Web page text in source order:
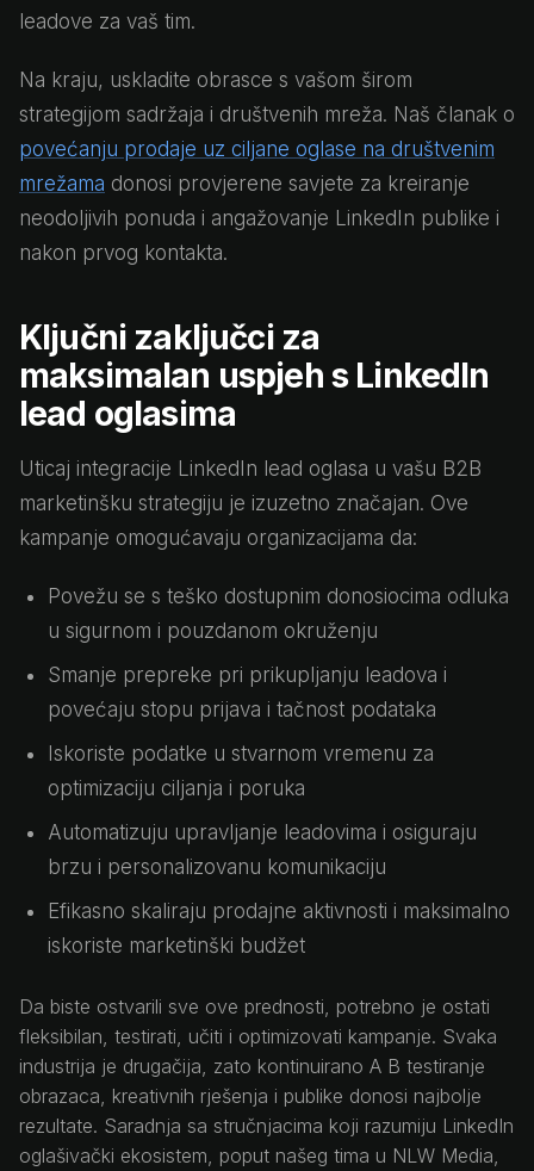
leadove za vaš tim.
Na kraju, uskladite obrasce s vašom širom
strategijom sadržaja i društvenih mreža. Naš članak o
povećanju prodaje uz ciljane oglase na društvenim
mrežama donosi provjerene savjete za kreiranje
neodoljivih ponuda i angažovanje LinkedIn publike i
nakon prvog kontakta.
Ključni zaključci za
maksimalan uspjeh s LinkedIn
lead oglasima
Uticaj integracije LinkedIn lead oglasa u vašu B2B
marketinšku strategiju je izuzetno značajan. Ove
kampanje omogućavaju organizacijama da:
Povežu se s teško dostupnim donosiocima odluka
u sigurnom i pouzdanom okruženju
Smanje prepreke pri prikupljanju leadova i
povećaju stopu prijava i tačnost podataka
Iskoriste podatke u stvarnom vremenu za
optimizaciju ciljanja i poruka
Automatizuju upravljanje leadovima i osiguraju
brzu i personalizovanu komunikaciju
Efikasno skaliraju prodajne aktivnosti i maksimalno
iskoriste marketinški budžet
Da biste ostvarili sve ove prednosti, potrebno je ostati
fleksibilan, testirati, učiti i optimizovati kampanje. Svaka
industrija je drugačija, zato kontinuirano A B testiranje
obrazaca, kreativnih rješenja i publike donosi najbolje
rezultate. Saradnja sa stručnjacima koji razumiju LinkedIn
oglašivački ekosistem, poput našeg tima u NLW Media,